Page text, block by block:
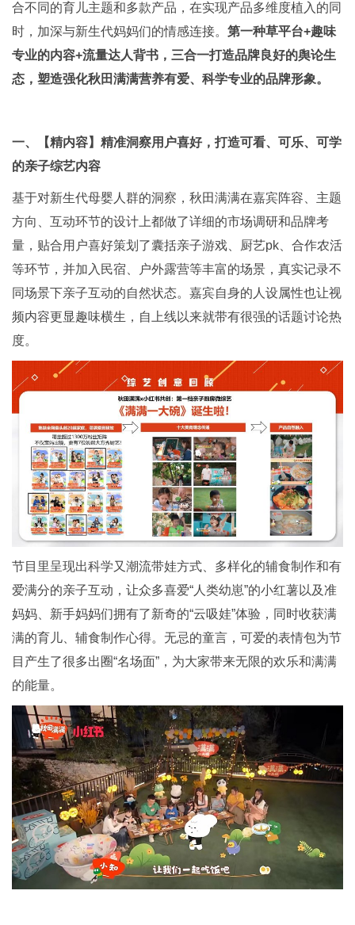
合不同的育儿主题和多款产品，在实现产品多维度植入的同
时，加深与新生代妈妈们的情感连接。 第一种草平台+趣味
专业的内容+流量达人背书，三合一打造品牌良好的舆论生
态，塑造强化秋田满满营养有爱、科学专业的品牌形象。
一、【精内容】 精准洞察用户喜好，打造可看、可乐、可学
的亲子综艺内容
基于对新生代母婴人群的洞察，秋田满满在嘉宾阵容、主题
方向、互动环节的设计上都做了详细的市场调研和品牌考
量，贴合用户喜好策划了囊括亲子游戏、厨艺pk、合作农活
等环节，并加入民宿、户外露营等丰富的场景，真实记录不
同场景下亲子互动的自然状态。嘉宾自身的人设属性也让视
频内容更显趣味横生，自上线以来就带有很强的话题讨论热
度。
节目里呈现出科学又潮流带娃方式、多样化的辅食制作和有
爱满分的亲子互动，让众多喜爱“人类幼崽”的小红薯以及准
妈妈、新手妈妈们拥有了新奇的“云吸娃”体验，同时收获满
满的育儿、辅食制作心得。无忌的童言，可爱的表情包为节
目产生了很多出圈“名场面”，为大家带来无限的欢乐和满满
的能量。